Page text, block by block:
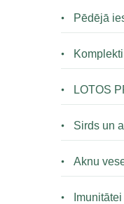
Pēdējā
Komplekti
LOTOS
Sirds un
Aknu
Imunitātei